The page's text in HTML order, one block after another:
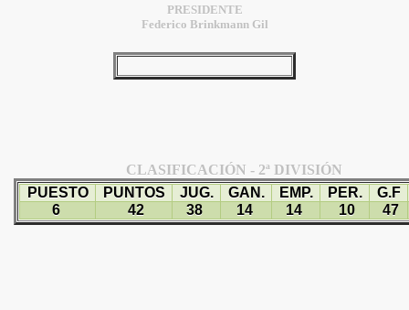
PRESIDENTE
Federico Brinkmann Gil
CLASIFICACIÓN - 2ª DIVISIÓN
PUESTO
PUNTOS JUG. GAN. EMP. PER.
G.F
6
42 38 14 14 10 47